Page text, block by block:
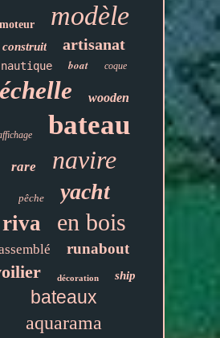
moteur modèle
construit artisanat
nautique boat coque
échelle wooden
bateau
rare navire
pêche yacht
riva en bois
runabout
décoration ship
bateaux
aquarama